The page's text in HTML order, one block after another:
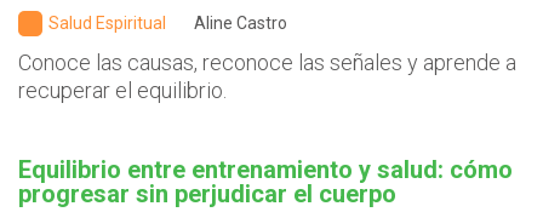
Salud Espiritual Aline Castro
Conoce las causas, reconoce las señales y aprende a
recuperar el equilibrio.
Equilibrio entre entrenamiento y salud: cómo
progresar sin perjudicar el cuerpo